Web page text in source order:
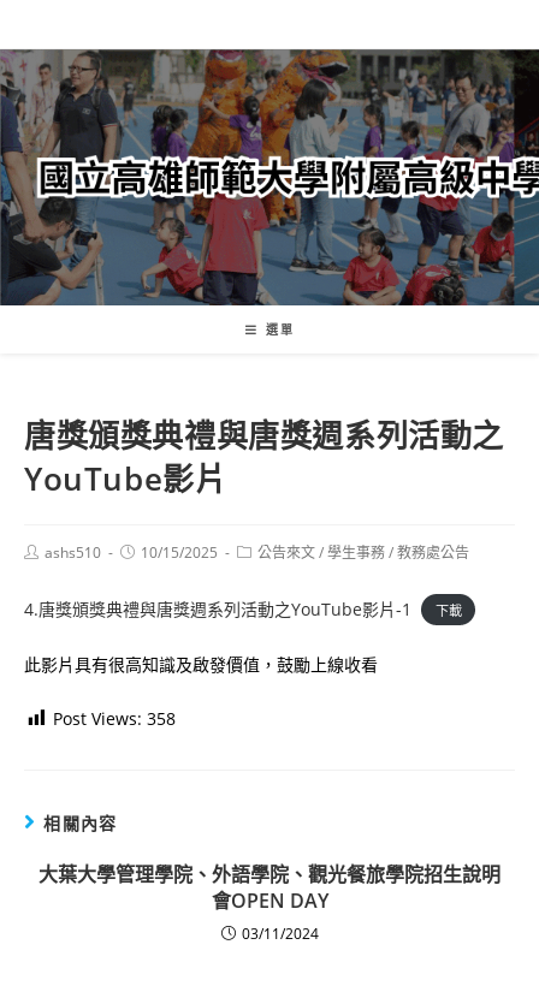
轉
至
主
內
容
選單
唐獎頒獎典禮與唐獎週系列活動之
YouTube影片
Postashs510
Post10/15/2025
Post公告來文/學生事務/教務處公告
4.唐獎頒獎典禮與唐獎週系列活動之YouTube影片-1 下載
此影片具有很高知識及啟發價值，鼓勵上線收看
Post Views: 358
相關內容
大葉大學管理學院、外語學院、觀光餐旅學院招生說明
會OPEN DAY
03/11/2024